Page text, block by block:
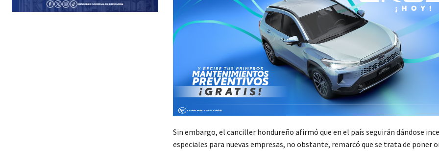
Sin embargo, el canciller hondureño afirmó que en el país seguirán dándose
especiales para nuevas empresas, no obstante, remarcó que se trata de poner